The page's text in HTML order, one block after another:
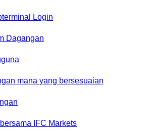
Login
Dagangan
mana yang bersesuaian
IFC Markets